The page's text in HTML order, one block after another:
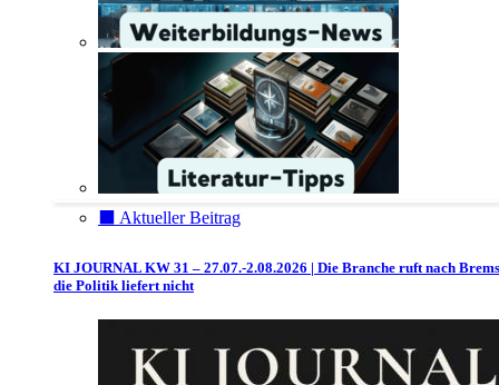
⬛️ Aktueller Beitrag
KI JOURNAL KW 31 – 27.07.-2.08.2026 | Die Branche ruft nach
die Politik liefert nicht